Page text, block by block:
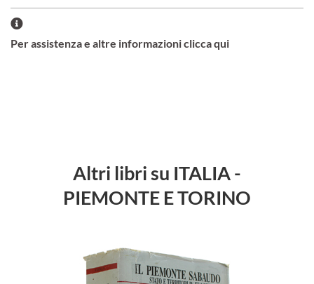
Per assistenza e altre informazioni clicca qui
Altri libri su ITALIA -
PIEMONTE E TORINO